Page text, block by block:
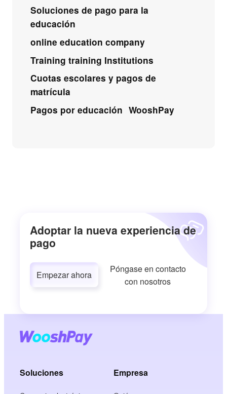
Soluciones de pago para la
educación
online education company
Training training Institutions
Cuotas escolares y pagos de
matrícula
Pagos por educación WooshPay
Adoptar la nueva experiencia de
pago
Empezar ahora
Póngase en contacto
con nosotros
Soluciones Empresa